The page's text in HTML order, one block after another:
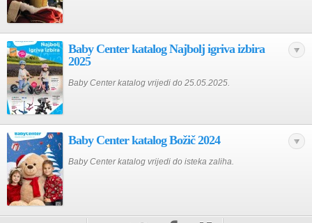
Baby Center katalog Najbolj igriva izbira
2025
Baby Center katalog vrijedi do 25.05.2025.
Baby Center katalog Božič 2024
Baby Center katalog vrijedi do isteka zaliha.